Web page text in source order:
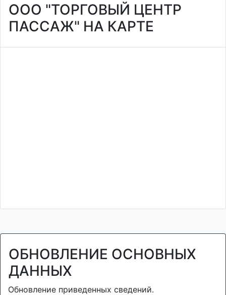
ООО "ТОРГОВЫЙ ЦЕНТР
ПАССАЖ" НА КАРТЕ
ОБНОВЛЕНИЕ ОСНОВНЫХ
ДАННЫХ
Обновление приведенных сведений.